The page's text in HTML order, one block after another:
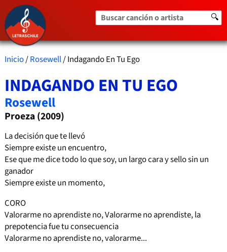
Buscar canción o artista 🔍
Inicio/Rosewell/ Indagando En Tu Ego
INDAGANDO EN TU EGO
Rosewell
Proeza (2009)
La decisión que te llevó
Siempre existe un encuentro,
Ese que me dice todo lo que soy, un largo cara y sello sin un
ganador
Siempre existe un momento,
CORO
Valorarme no aprendiste no, Valorarme no aprendiste, la
prepotencia fue tu consecuencia
Valorarme no aprendiste no, valorarme...